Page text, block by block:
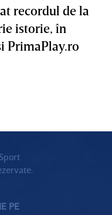
recordul de la
istorie, în
PrimaPlay.ro
PE